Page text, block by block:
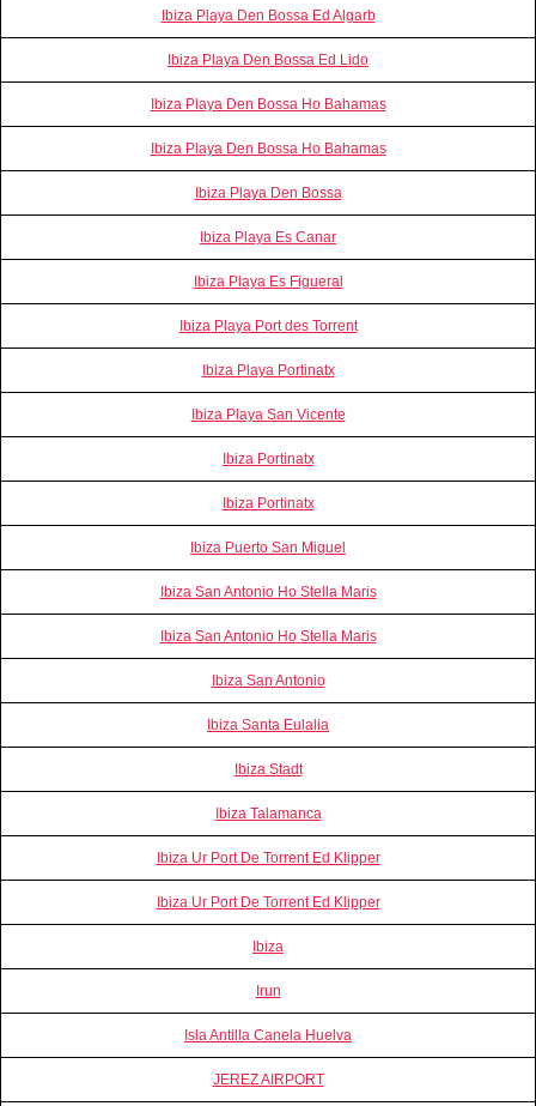
Ibiza Playa Den Bossa Ed Algarb
Ibiza Playa Den Bossa Ed Lido
Ibiza Playa Den Bossa Ho Bahamas
Ibiza Playa Den Bossa Ho Bahamas
Ibiza Playa Den Bossa
Ibiza Playa Es Canar
Ibiza Playa Es Figueral
Ibiza Playa Port des Torrent
Ibiza Playa Portinatx
Ibiza Playa San Vicente
Ibiza Portinatx
Ibiza Portinatx
Ibiza Puerto San Miguel
Ibiza San Antonio Ho Stella Maris
Ibiza San Antonio Ho Stella Maris
Ibiza San Antonio
Ibiza Santa Eulalia
Ibiza Stadt
Ibiza Talamanca
Ibiza Ur Port De Torrent Ed Klipper
Ibiza Ur Port De Torrent Ed Klipper
Ibiza
Irun
Isla Antilla Canela Huelva
JEREZ AIRPORT